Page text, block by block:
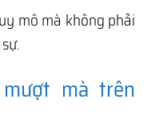
mô mà không phải
mà trên